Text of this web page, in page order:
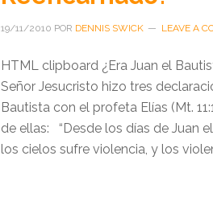
19/11/2010 POR DENNIS SWICK LEAVE A
HTML clipboard ¿Era Juan el
Señor Jesucristo hizo tres
Bautista con el profeta Elías (Mt.
de ellas: “Desde los días de Juan
los cielos sufre violencia, y los